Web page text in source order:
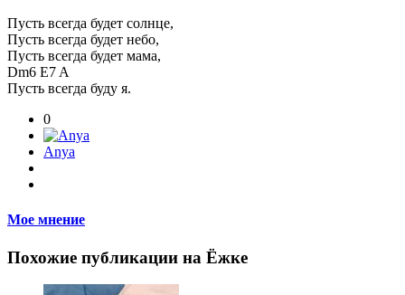
Пусть всегда будет солнце,
Пусть всегда будет небо,
Пусть всегда будет мама,
Dm6 E7 A
Пусть всегда буду я.
0
Anya
Мое мнение
Похожие публикации на Ёжке